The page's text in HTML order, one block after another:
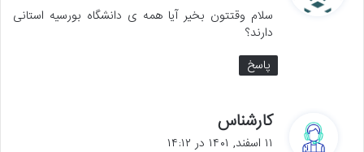
:
سلام وقتتون بخیر آیا همه ی دانشگاه بورسیه استانی
دارند؟
پاسخ
کارشناس
ف
۱۱ اسفند, ۱۴۰۱ در ۱۴:۱۲